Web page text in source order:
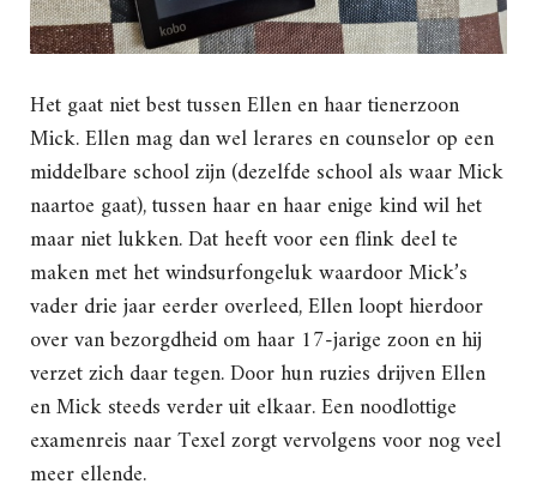
Het gaat niet best tussen Ellen en haar tienerzoon
Mick. Ellen mag dan wel lerares en counselor op een
middelbare school zijn (dezelfde school als waar Mick
naartoe gaat), tussen haar en haar enige kind wil het
maar niet lukken. Dat heeft voor een flink deel te
maken met het windsurfongeluk waardoor Mick’s
vader drie jaar eerder overleed, Ellen loopt hierdoor
over van bezorgdheid om haar 17-jarige zoon en hij
verzet zich daar tegen. Door hun ruzies drijven Ellen
en Mick steeds verder uit elkaar. Een noodlottige
examenreis naar Texel zorgt vervolgens voor nog veel
meer ellende.